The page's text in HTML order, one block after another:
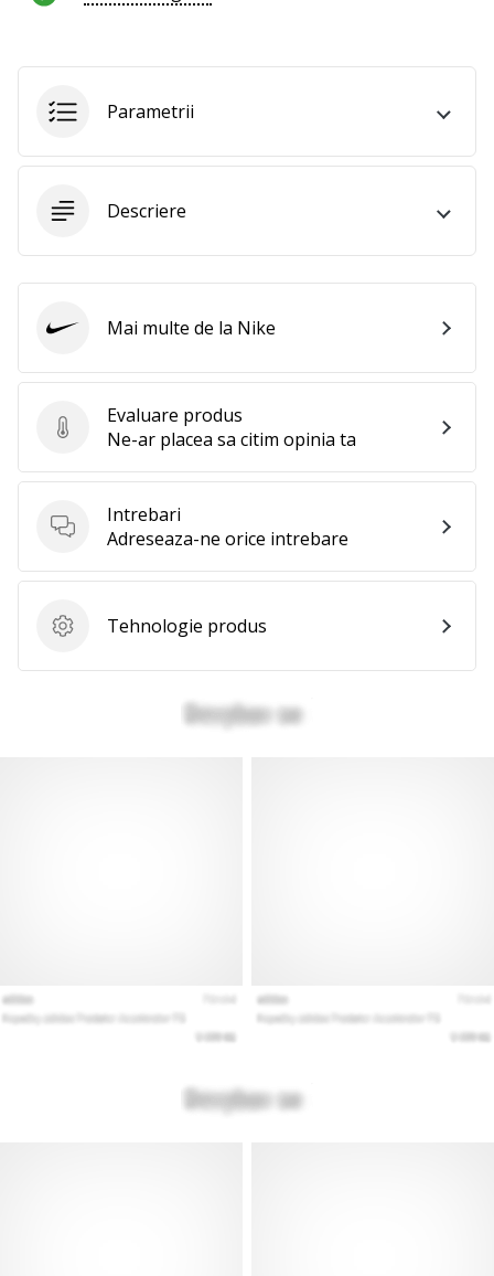
nouă
Ambasador
brandului.
Afiseaza
toate
articolele
Parametrii
Descriere
Evaluare produs
Evaluare produs
Ne-ar placea sa citim opinia ta
Intrebari
Intrebari
Adreseaza-ne orice intrebare
Tehnologie produs
Tehnologie produs
Mai multe de la Nike